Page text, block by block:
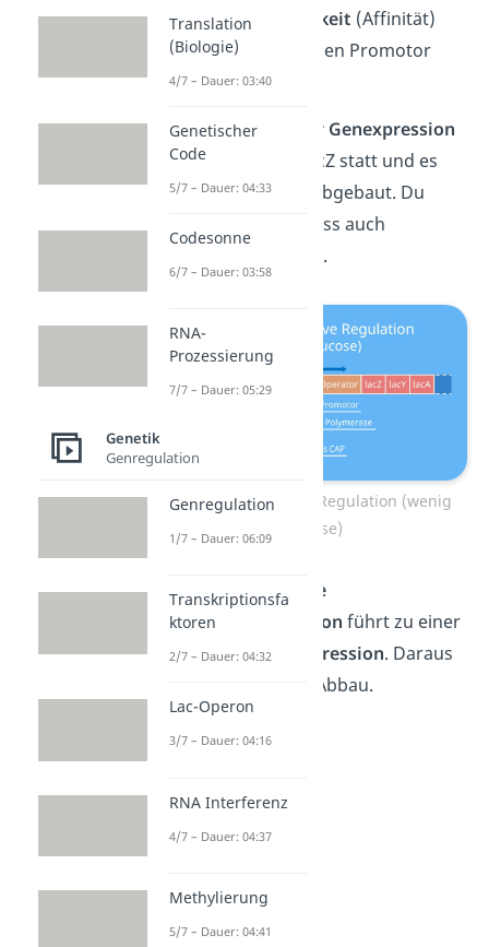
dass dieBindefähigkeit (Affinität)
der Polymerase an den Promotor
erhöht wird.
Deshalb findet
mehr Genexpression
des Strukturgens lacZ statt und es
wird mehr Lactose abgebaut. Du
nennst diesen Prozess auch
.
lac-Operon positive Regulation (wenig
Glucose)
Merke:Eine
niedrige
Glucosekonzentration führt zu einer
verstärktenGenexpression. Daraus
folgt mehr Lactose-Abbau.
Translation
(Biologie)
4/7 – Dauer: 03:40
Genetischer
Code
5/7 – Dauer: 04:33
Codesonne
6/7 – Dauer: 03:58
RNA-
Prozessierung
7/7 – Dauer: 05:29
Genetik
Genregulation
Genregulation
1/7 – Dauer: 06:09
Transkriptionsfa
ktoren
2/7 – Dauer: 04:32
Lac-Operon
3/7 – Dauer: 04:16
RNA Interferenz
4/7 – Dauer: 04:37
Methylierung
5/7 – Dauer: 04:41